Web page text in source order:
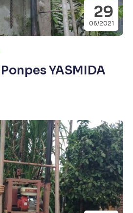
29
06/2021
YASMIDA